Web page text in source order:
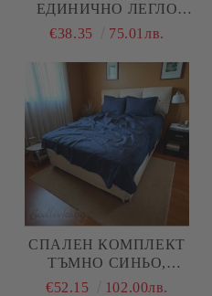
ЕДИНИЧНО ЛЕГЛО
"ЧЕРНО И БЯЛО
€38.35 75.01лв.
СПАЛЕН КОМПЛЕКТ
TЪМНО СИНЬО,
ЕДНОЦВЕТНО, 100%
€52.15 102.00лв.